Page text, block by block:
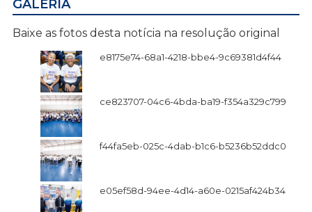
GALERIA
Baixe as fotos desta notícia na resolução original
e8175e74-68a1-4218-bbe4-9c69381d4f44
ce823707-04c6-4bda-ba19-f354a329c799
f44fa5eb-025c-4dab-b1c6-b5236b52ddc0
e05ef58d-94ee-4d14-a60e-0215af424b34